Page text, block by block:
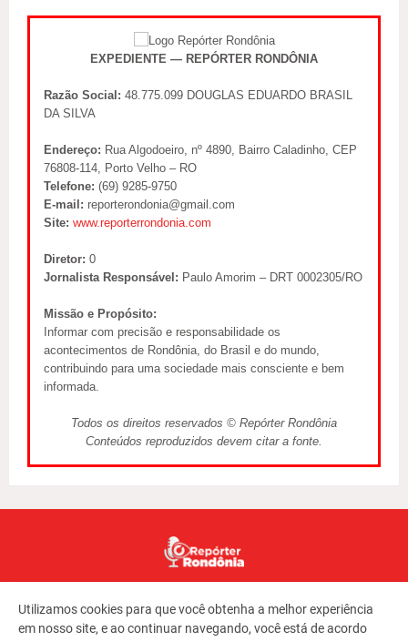
EXPEDIENTE — REPÓRTER RONDÔNIA
Razão Social: 48.775.099 DOUGLAS EDUARDO BRASIL
DA SILVA
Endereço: Rua Algodoeiro, nº 4890, Bairro Caladinho, CEP
76808-114, Porto Velho – RO
Telefone: (69) 9285-9750
E-mail: reporterondonia@gmail.com
Site: www.reporterrondonia.com
Diretor: 0
Jornalista Responsável: Paulo Amorim – DRT 0002305/RO
Missão e Propósito:
Informar com precisão e responsabilidade os
acontecimentos de Rondônia, do Brasil e do mundo,
contribuindo para uma sociedade mais consciente e bem
informada.
Todos os direitos reservados © Repórter Rondônia
Conteúdos reproduzidos devem citar a fonte.
Utilizamos cookies para que você obtenha a melhor experiência
em nosso site, e ao continuar navegando, você está de acordo